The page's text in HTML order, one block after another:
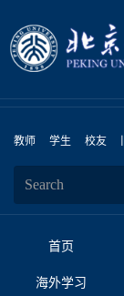
教师 学生 校友
首页
海外学习